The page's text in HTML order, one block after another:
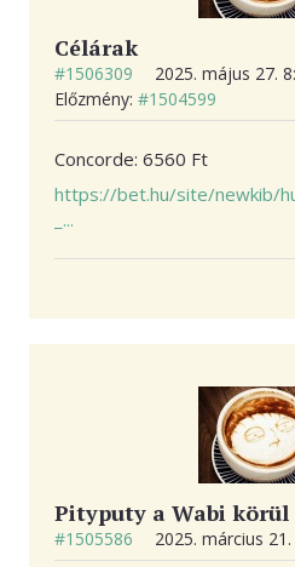
Célárak
#1506309 2025. május 27.
Előzmény: #1504599
Concorde: 6560 Ft
https://bet.hu/site/newkib/
_...
Pityputy a Wabi körül
#1505586 2025. március